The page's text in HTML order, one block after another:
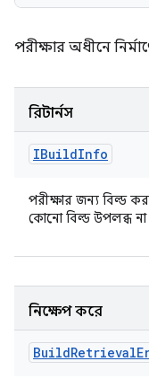
পরীক্ষার অধীনে
রিটার্নস
IBuildInfo
পরীক্ষার জন্য বিল্ড
কোনো বিল্ড উপলব্ধ
নিক্ষেপ করে
BuildRetrieval